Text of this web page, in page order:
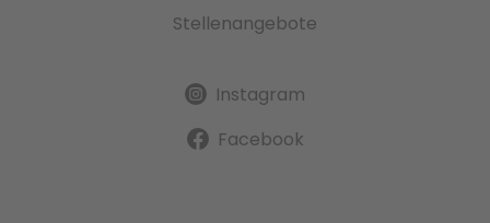
Stellenangebote
Instagram
Facebook